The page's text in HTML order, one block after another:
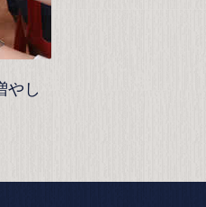
やし